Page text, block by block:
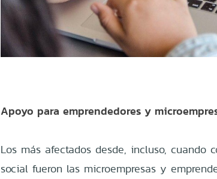
Apoyo para emprendedores y
Los más afectados desde, incluso, cuando
social fueron las microempresas y